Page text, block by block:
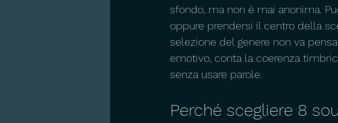
sfondo, ma non è mai anonima.
oppure prendersi il centro della
selezione del genere non va
emotivo, conta la coerenza
senza usare parole.
Perché scegliere 8